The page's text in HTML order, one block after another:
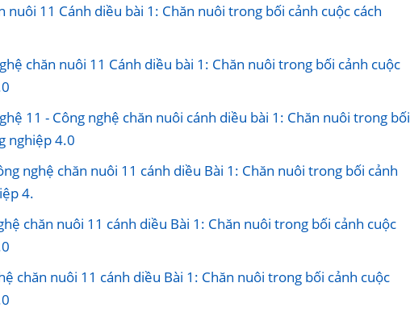
nuôi 11 Cánh diều bài 1: Chăn nuôi trong bối cảnh cuộc cách
chăn nuôi 11 Cánh diều bài 1: Chăn nuôi trong bối cảnh cuộc
11 - Công nghệ chăn nuôi cánh diều bài 1: Chăn nuôi trong bối
nghiệp 4.0
nghệ chăn nuôi 11 cánh diều Bài 1: Chăn nuôi trong bối cảnh
4.
chăn nuôi 11 cánh diều Bài 1: Chăn nuôi trong bối cảnh cuộc
chăn nuôi 11 cánh diều Bài 1: Chăn nuôi trong bối cảnh cuộc